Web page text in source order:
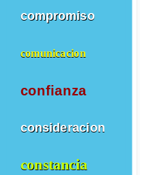
compromiso
comunicacion
confianza
consideracion
constancia